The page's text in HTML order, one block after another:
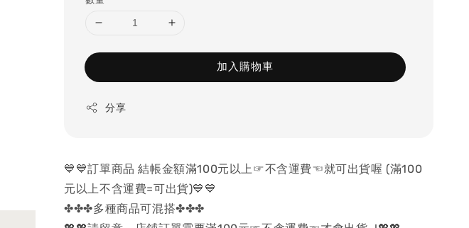
加入購物車
分享
💙💙訂單商品 結帳金額滿100元以上☞不含運費☜就可出貨喔 (滿100
元以上不含運費=可出貨)💙💙
✤✤✤多種商品可混搭✤✤✤